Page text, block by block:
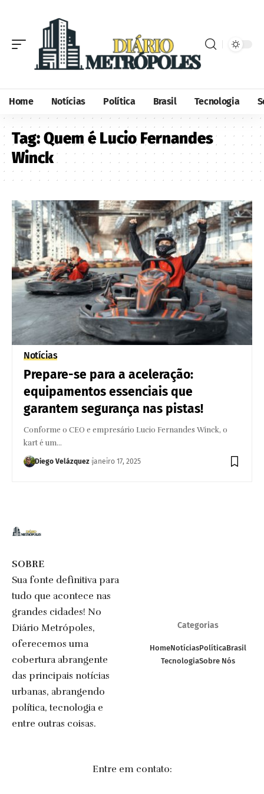
Home Notícias Política Brasil Tecnologia
Tag:Quem é Lucio Fernandes
Winck
Notícias
Prepare-se para a aceleração:
equipamentos essenciais que
garantem segurança nas pistas!
Conforme o CEO e empresário Lucio Fernandes Winck, o
kart é um…
Diego Velázquez janeiro 17, 2025
SOBRE
Sua fonte definitiva para
tudo que acontece nas
grandes cidades! No
Diário Metrópoles,
oferecemos uma
cobertura abrangente
das principais notícias
urbanas, abrangendo
política, tecnologia e
entre outras coisas.
Categorias
HomeNotíciasPolíticaBrasil
TecnologiaSobre Nós
Entre em contato: